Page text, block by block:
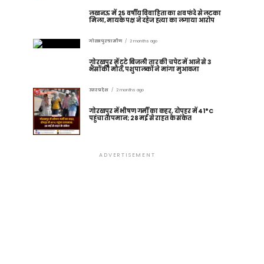
लखनऊ में 25 वर्षीय विवाहिता का शव फंदे से लटका
मिला, मायके पक्ष ने दहेज हत्या का लगाया आरोप
गोरखपुर ग्रामीण 2 months ago
गोरखपुर में टूटे बिजली तार की चपेट में आने से 3
भैंसों की मौत, पशुपालकों ने मांगा मुआवजा
उत्तर प्रदेश 2 months ago
गोरखपुर में भीषण गर्मी का कहर, दोपहर में 41°C
पहुंचा तापमान; 28 मई से राहत के संकेत
ADVERTISEMENT